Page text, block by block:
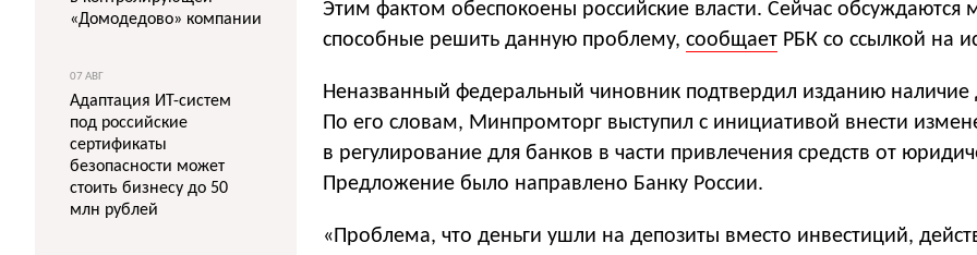
Этим фактом обеспокоены российские власти. Сейчас обсуждаются
способные решить данную проблему, сообщает РБК со ссылкой на
Неназванный федеральный чиновник подтвердил изданию наличие
По его словам, Минпромторг выступил с инициативой внести
в регулирование для банков в части привлечения средств от
Предложение было направлено Банку России.
«Проблема, что деньги ушли на депозиты вместо инвестиций,
«Домодедово» компании
07 АВГ
Адаптация ИТ-систем
под российские
сертификаты
безопасности может
стоить бизнесу до 50
млн рублей